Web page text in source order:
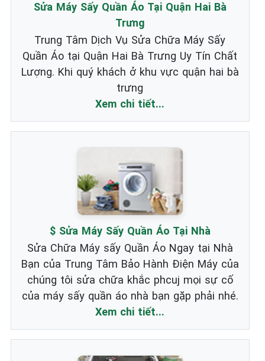
Sửa Máy Sấy Quần Áo Tại Quận Hai Bà
Trưng
Trung Tâm Dịch Vụ Sửa Chữa Máy Sấy
Quần Áo tại Quận Hai Bà Trưng Uy Tín Chất
Lượng. Khi quý khách ở khu vực quận hai bà
trưng
Xem chi tiết...
$ Sửa Máy Sấy Quần Áo Tại Nhà
Sửa Chữa Máy sấy Quần Áo Ngay tại Nhà
Bạn của Trung Tâm Bảo Hành Điện Máy của
chúng tôi sửa chữa khắc phcuj mọi sự cố
của máy sấy quần áo nhà bạn gặp phải nhé.
Xem chi tiết...